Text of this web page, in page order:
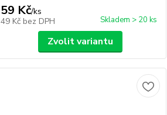
59 Kč/ks
49 Kč bez DPH Skladem > 20 ks
Zvolit variantu